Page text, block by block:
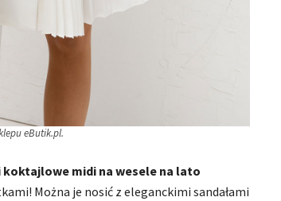
eButik.pl.
midi na wesele na lato
Można je nosić z eleganckimi sandałami